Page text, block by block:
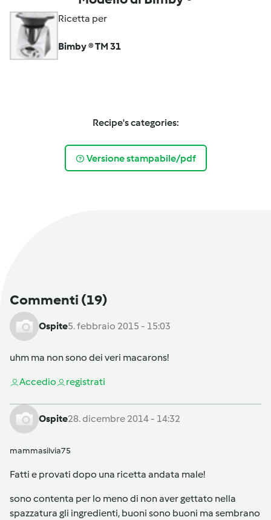
Ricetta per
Bimby ® TM 31
Recipe's categories:
Versione stampabile/pdf
Commenti (19)
Ospite5. febbraio 2015 - 15:03
uhm ma non sono dei veri macarons!
Accedio registrati
Ospite28. dicembre 2014 - 14:32
mammasilvia75
Fatti e provati dopo una ricetta andata male!
sono contenta per lo meno di non aver gettato nella
spazzatura gli ingredienti, buoni sono buoni ma sembrano